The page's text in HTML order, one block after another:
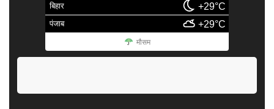
बिहार +29°C
पंजाब +29°C
मौसम